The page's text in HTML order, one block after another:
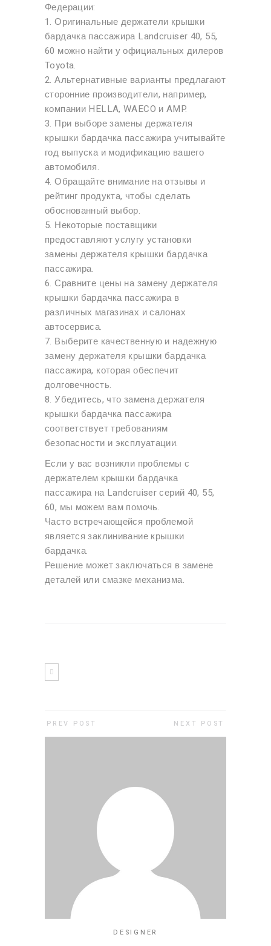
Федерации:
1. Оригинальные держатели крышки
бардачка пассажира Landcruiser 40, 55,
60 можно найти у официальных дилеров
Toyota.
2. Альтернативные варианты предлагают
сторонние производители, например,
компании HELLA, WAECO и AMP.
3. При выборе замены держателя
крышки бардачка пассажира учитывайте
год выпуска и модификацию вашего
автомобиля.
4. Обращайте внимание на отзывы и
рейтинг продукта, чтобы сделать
обоснованный выбор.
5. Некоторые поставщики
предоставляют услугу установки
замены держателя крышки бардачка
пассажира.
6. Сравните цены на замену держателя
крышки бардачка пассажира в
различных магазинах и салонах
автосервиса.
7. Выберите качественную и надежную
замену держателя крышки бардачка
пассажира, которая обеспечит
долговечность.
8. Убедитесь, что замена держателя
крышки бардачка пассажира
соответствует требованиям
безопасности и эксплуатации.
Если у вас возникли проблемы с
держателем крышки бардачка
пассажира на Landcruiser серий 40, 55,
60, мы можем вам помочь.
Часто встречающейся проблемой
является заклинивание крышки
бардачка.
Решение может заключаться в замене
деталей или смазке механизма.
PREV POST NEXT POST
DESIGNER